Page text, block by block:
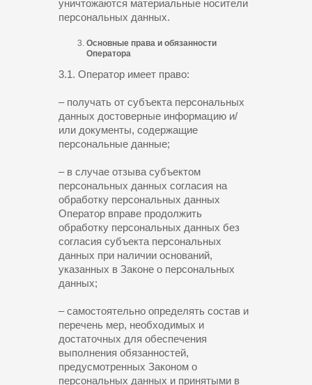
уничтожаются материальные носители
персональных данных.
Основные права и обязанности
Оператора
3.1. Оператор имеет право:
– получать от субъекта персональных
данных достоверные информацию и/
или документы, содержащие
персональные данные;
– в случае отзыва субъектом
персональных данных согласия на
обработку персональных данных
Оператор вправе продолжить
обработку персональных данных без
согласия субъекта персональных
данных при наличии оснований,
указанных в Законе о персональных
данных;
– самостоятельно определять состав и
перечень мер, необходимых и
достаточных для обеспечения
выполнения обязанностей,
предусмотренных Законом о
персональных данных и принятыми в